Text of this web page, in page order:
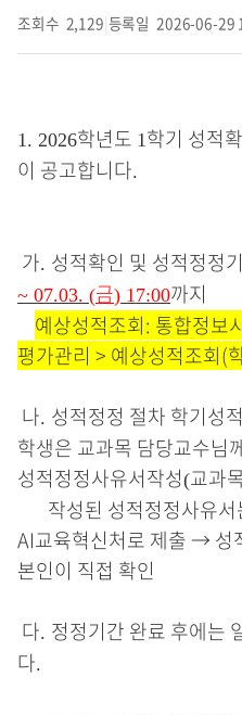
조회수 2,129 등록일 2026-06-29
1. 2026학년도 1학기 성적
이 공고합니다.
가. 성적확인 및 성적정정
~ 07.03. (금) 17:00까지
예상성적조회: 통합정보
평가관리 > 예상성적조회(
나. 성적정정 절차 학기성
학생은 교과목 담당교수님
성적정정사유서작성(교과
작성된 성적정정사유서
AI교육혁신처로 제출→ 성
본인이 직접 확인
다. 정정기간 완료 후에는
다.